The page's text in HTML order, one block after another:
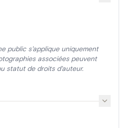
public s'applique uniquement
associées peuvent
statut de droits d'auteur.